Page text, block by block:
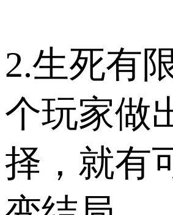
2.生死有
个玩家做
择，就有